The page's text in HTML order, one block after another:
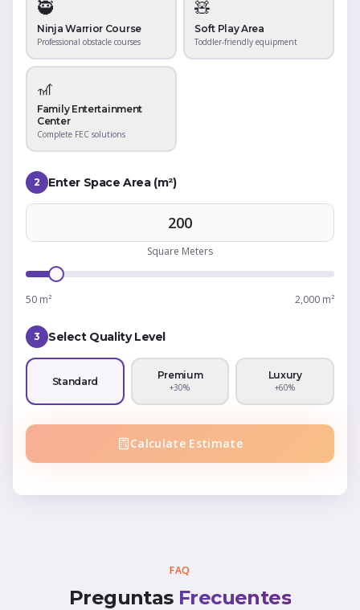
🥷
Ninja Warrior Course
Professional obstacle courses
🧸
Soft Play Area
Toddler-friendly equipment
🎢
Family Entertainment
Center
Complete FEC solutions
2 Enter Space Area (m²)
50 m² 2,000 m²
Square Meters
3 Select Quality Level
Standard Premium
+30%
Luxury
+60%
Calculate Estimate
FAQ
Preguntas Frecuentes